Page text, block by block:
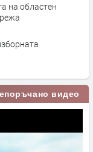
на областен
видео